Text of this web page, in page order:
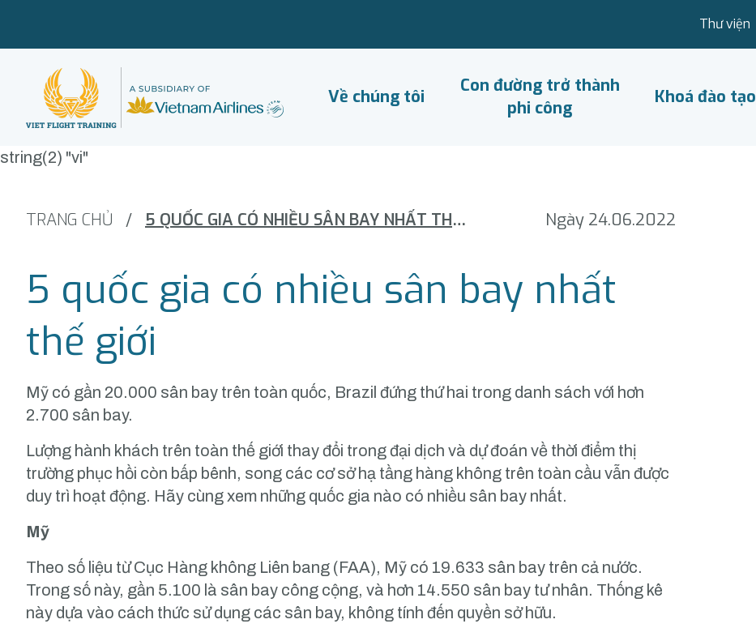
Thư viện
Về chúng tôi
Con đường trở thành
phi công
Khoá đào tạo
string(2) "vi"
TRANG CHỦ / 5 QUỐC GIA CÓ NHIỀU SÂN BAY NHẤT THẾ GIỚI Ngày 24.06.2022
5 quốc gia có nhiều sân bay nhất
thế giới
Mỹ có gần 20.000 sân bay trên toàn quốc, Brazil đứng thứ hai trong danh sách với hơn
2.700 sân bay.
Lượng hành khách trên toàn thế giới thay đổi trong đại dịch và dự đoán về thời điểm thị
trường phục hồi còn bấp bênh, song các cơ sở hạ tầng hàng không trên toàn cầu vẫn được
duy trì hoạt động. Hãy cùng xem những quốc gia nào có nhiều sân bay nhất.
Mỹ
Theo số liệu từ Cục Hàng không Liên bang (FAA), Mỹ có 19.633 sân bay trên cả nước.
Trong số này, gần 5.100 là sân bay công cộng, và hơn 14.550 sân bay tư nhân. Thống kê
này dựa vào cách thức sử dụng các sân bay, không tính đến quyền sở hữu.